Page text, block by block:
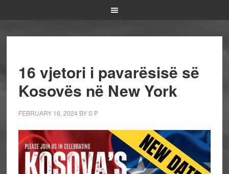
16 vjetori i pavarësisë së
Kosovës në New York
FEBRUARY 16, 2024 BYS P